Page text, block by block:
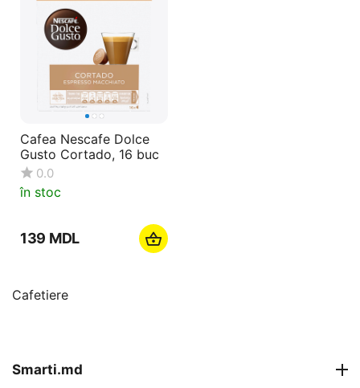
Cafetiere
Cafea Nescafe Dolce
Gusto Cortado, 16 buc
0.0
în stoc
‍139‍ MDL
Smarti.md